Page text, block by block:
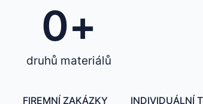
druhů materiálů
0+
FIREMNÍ ZAKÁZKY INDIVIDUÁLNÍ